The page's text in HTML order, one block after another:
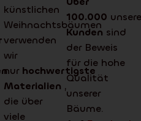
künstlichen
Weihnachtsbäumen
verwenden
wir
nur hochwertigste
Materialien ,
die über
viele
100.000
Kunden sind
der Beweis
für die hohe
Qualität
unserer
Bäume.